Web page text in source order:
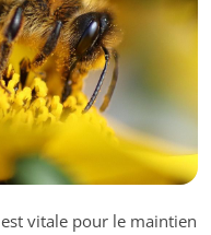
est vitale pour le maintien